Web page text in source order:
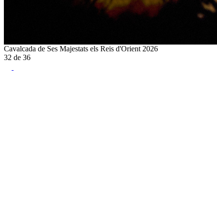
Cavalcada de Ses Majestats els Reis d'Orient 2026
32 de 36